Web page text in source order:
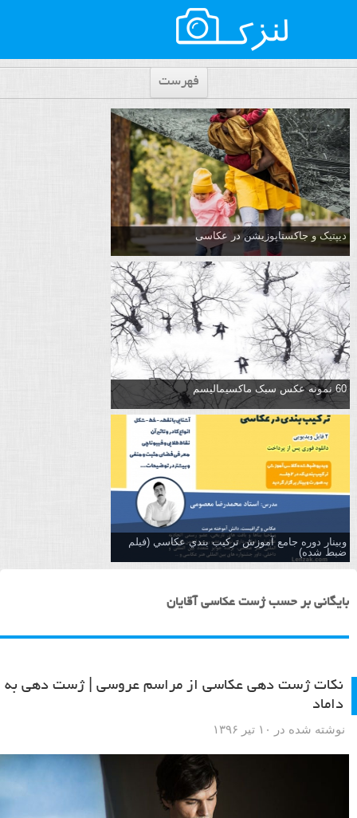
فهرست
دیپتیک و جاکستا‌پوزیشن در عکاسی
60 نمونه عکس سبک ماکسیمالیسم
وبینار دوره جامع آموزش تركيب بندي عكاسي (فیلم
ضبط شده)
بایگانی بر حسب ژست عکاسی آقایان
نکات ژست دهی عکاسی از مراسم عروسی | ژست دهی به
داماد
نوشته شده در ۱۰ تیر ۱۳۹۶